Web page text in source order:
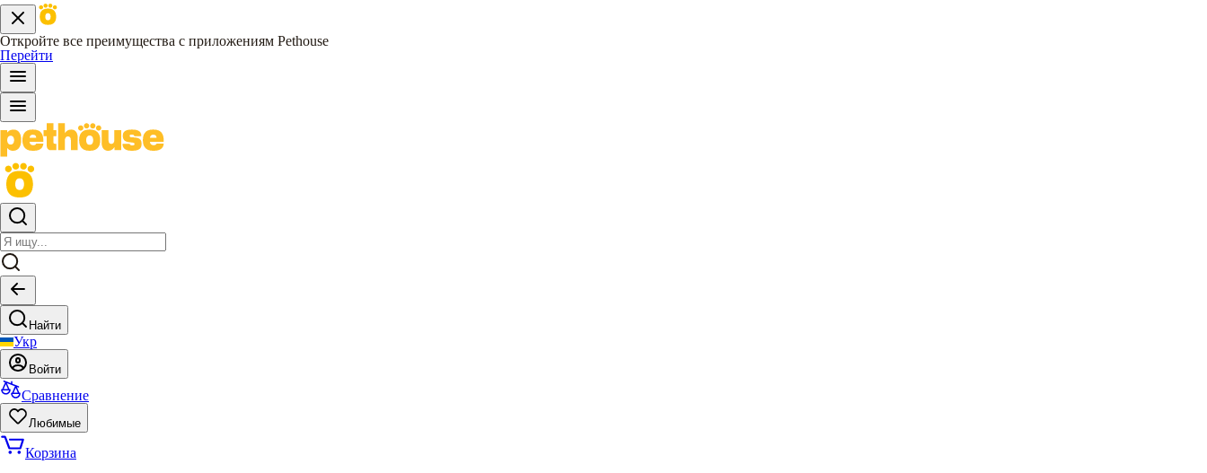
Откройте все преимущества с приложениям Pethouse
Перейти
Найти
Укр
Войти
Сравнение
Любимые
Корзина